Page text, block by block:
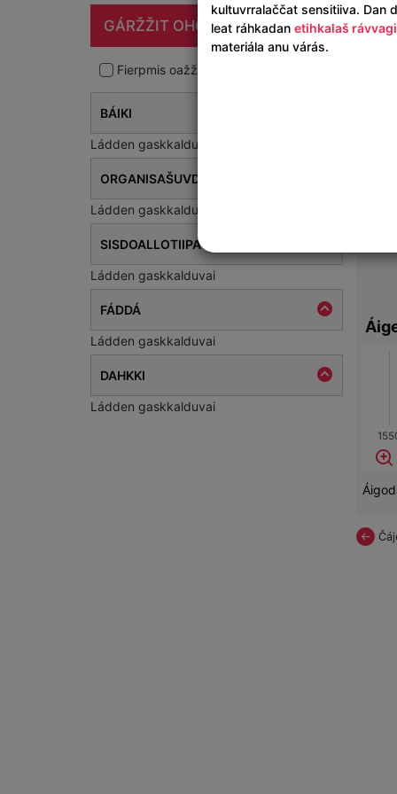
Page
GÁRŽŽIT OHCAMA
checkbox_filter
Fierpmis oažžunsajis
BÁIKI
Ládden gaskkalduvai
ORGANISAŠUVDNA
Ládden gaskkalduvai
SISDOALLOTIIPA
Ládden gaskkalduvai
FÁDDÁ
Ládden gaskkalduvai
DAHKKI
Ládden gaskkalduvai
kultuvrralaččat sensitiiva. Dan
leat ráhkadan etihkalaš
materiála anu várás.